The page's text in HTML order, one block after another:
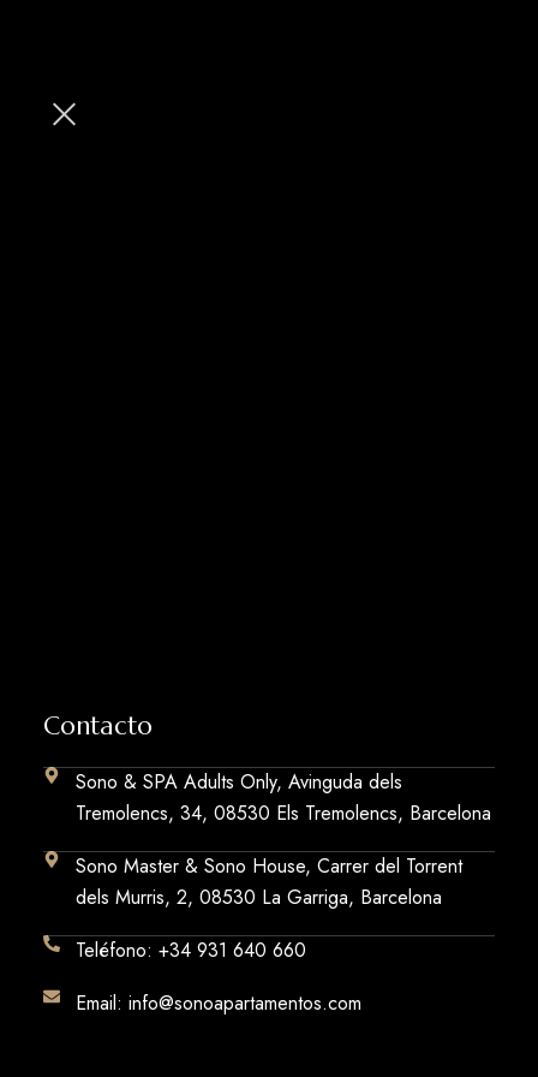
Contacto
Sono & SPA Adults Only, Avinguda dels
Tremolencs, 34, 08530 Els Tremolencs, Barcelona
Sono Master & Sono House, Carrer del Torrent
dels Murris, 2, 08530 La Garriga, Barcelona
Teléfono: +34 931 640 660
Email: info@sonoapartamentos.com